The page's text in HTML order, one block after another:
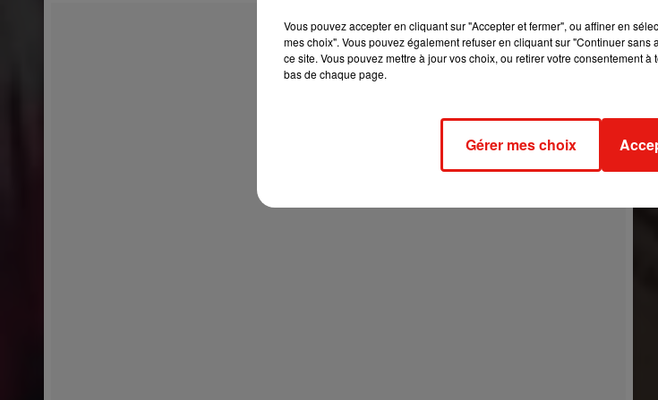
Vous pouvez accepter en cliquant sur "Accepter et fermer", ou affiner en
mes choix". Vous pouvez également refuser en cliquant sur "Continuer
ce site. Vous pouvez mettre à jour vos choix, ou retirer votre consentement
bas de chaque page.
Gérer mes choix